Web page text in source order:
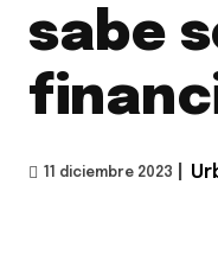
sabe
11 diciembre 2023